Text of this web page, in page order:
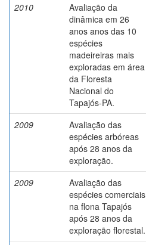
2010
Avaliação da
dinâmica em 26
anos anos das 10
espécies
madeireiras mais
exploradas em área
da Floresta
Nacional do
Tapajós-PA.
2009
Avaliação das
espécies arbóreas
após 28 anos da
exploração.
2009
Avaliação das
espécies comerciais
na flona Tapajós
após 28 anos da
exploração florestal.